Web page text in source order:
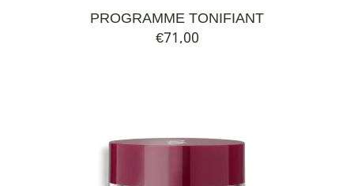
PROGRAMME TONIFIANT
€71,00